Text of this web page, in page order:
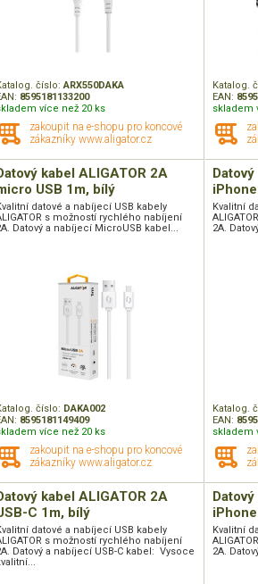
číslo:ARX550DAKA
8595181133200
více než 20 ks
zakoupit na e-shopu pro koncové
zákazníky www.aligator.cz
Katalog.
EAN:
skladem
kabel ALIGATOR 2A
USB 1m, bílý
datové a nabíjecí USB kabely
s možností rychlého nabíjení
Datový a nabíjecí MicroUSB kabel...
číslo: DAKA002
8595181149409
více než 20 ks
zakoupit na e-shopu pro koncové
zákazníky www.aligator.cz
Kvalitní
2A.
Katalog.
EAN:
skladem
kabel ALIGATOR 2A
C 1m, bílý
datové a nabíjecí USB kabely
s možností rychlého nabíjení
Datový a nabíjecí USB-C kabel: Vysoce
Kvalitní
2A.